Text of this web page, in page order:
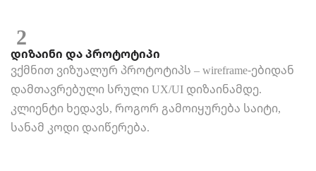
2
დიზაინი და პროტოტიპი
ვქმნით ვიზუალურ პროტოტიპს – wireframe-ებიდან
დამთავრებული სრული UX/UI დიზაინამდე.
კლიენტი ხედავს, როგორ გამოიყურება საიტი,
სანამ კოდი დაიწერება.